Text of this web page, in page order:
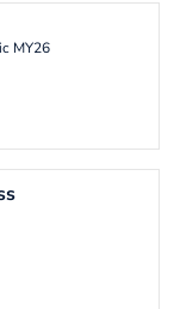
MY26